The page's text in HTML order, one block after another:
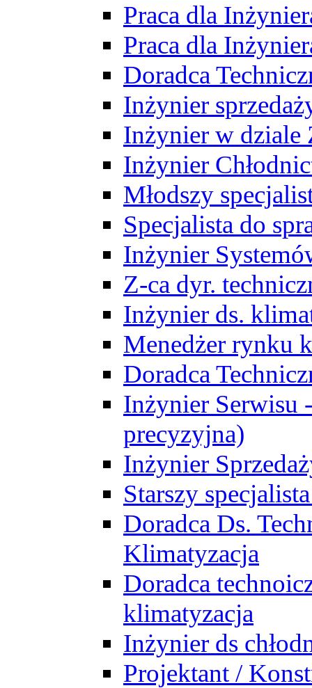
Praca dla
Praca dla
Doradca
Inżynier
Inżynier w dziale
Inżynier
Młodszy
Specjalista do
Inżynier
Z-ca dyr.
Inżynier ds.
Menedżer rynku
Doradca
Inżynier Serwisu
precyzyjna)
Inżynier
Starszy
Doradca Ds.
Klimatyzacja
Doradca
klimatyzacja
Inżynier ds
Projektant /